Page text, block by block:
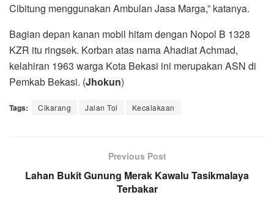
Cibitung menggunakan Ambulan Jasa Marga,” katanya.
Bagian depan kanan mobil hitam dengan Nopol B 1328
KZR itu ringsek. Korban atas nama Ahadiat Achmad,
kelahiran 1963 warga Kota Bekasi ini merupakan ASN di
Pemkab Bekasi. (Jhokun)
Tags: Cikarang Jalan Tol Kecalakaan
Previous Post
Lahan Bukit Gunung Merak Kawalu Tasikmalaya
Terbakar